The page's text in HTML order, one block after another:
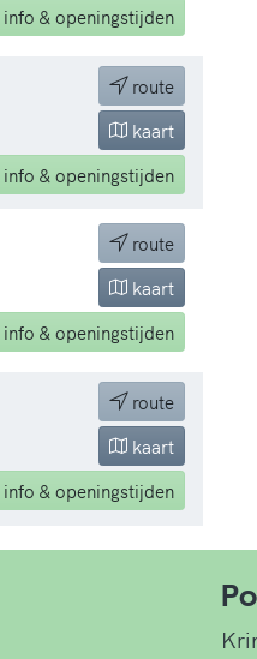
info & openingstijden
route
kaart
info & openingstijden
route
kaart
info & openingstijden
route
kaart
info & openingstijden